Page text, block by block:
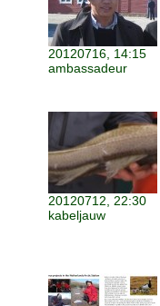
20120716, 14:15
ambassadeur
20120712, 22:30
kabeljauw